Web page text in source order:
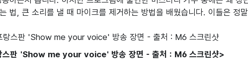
법, 큰 소리를 낼 때 마이크를 제거하는 방법을 배웠습니다. 이들은 정
스판 'Show me your voice' 방송 장면 - 출처 : M6 스크린샷>